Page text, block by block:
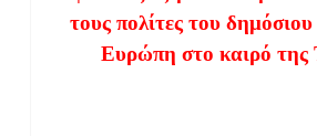
τους πολίτες του
Ευρώπη στο καιρό της